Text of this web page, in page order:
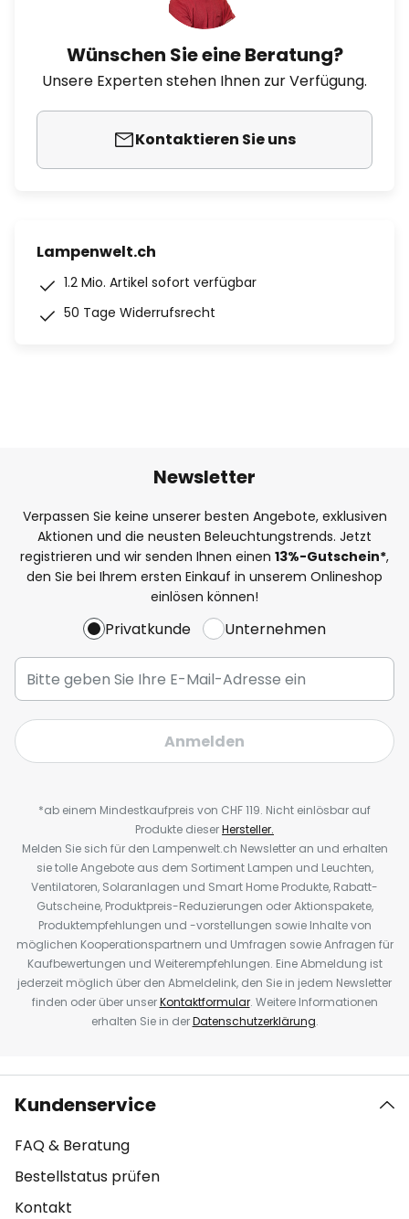
Wünschen Sie eine Beratung?
Unsere Experten stehen Ihnen zur Verfügung.
Kontaktieren Sie uns
Lampenwelt.ch
1.2 Mio. Artikel sofort verfügbar
50 Tage Widerrufsrecht
Newsletter
Verpassen Sie keine unserer besten Angebote, exklusiven
Aktionen und die neusten Beleuchtungstrends. Jetzt
registrieren und wir senden Ihnen einen 13%-Gutschein*,
den Sie bei Ihrem ersten Einkauf in unserem Onlineshop
einlösen können!
Privatkunde Unternehmen
Anmelden
*ab einem Mindestkaufpreis von CHF 119. Nicht einlösbar auf
Produkte dieserHersteller.
Melden Sie sich für den Lampenwelt.ch Newsletter an und erhalten
sie tolle Angebote aus dem Sortiment Lampen und Leuchten,
Ventilatoren, Solaranlagen und Smart Home Produkte, Rabatt-
Gutscheine, Produktpreis-Reduzierungen oder Aktionspakete,
Produktempfehlungen und -vorstellungen sowie Inhalte von
möglichen Kooperationspartnern und Umfragen sowie Anfragen für
Kaufbewertungen und Weiterempfehlungen. Eine Abmeldung ist
jederzeit möglich über den Abmeldelink, den Sie in jedem Newsletter
finden oder über unserKontaktformular. Weitere Informationen
erhalten Sie in derDatenschutzerklärung.
Kundenservice
FAQ & Beratung
Bestellstatus prüfen
Kontakt